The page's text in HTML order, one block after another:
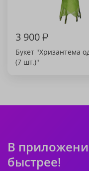
3 900₽
Букет "Хризантема
(7 шт.)"
В
быстрее!